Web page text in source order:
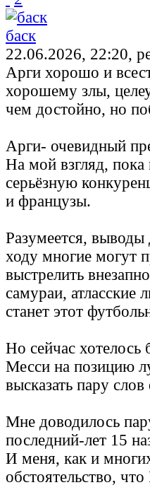
баск
22.06.2026, 22:20,
Арги хорошо и
хорошему злы,
чем достойно, но
Арги- очевидный
На мой взгляд, пока
серьёзную
и французы.
Разумеется, выводы
ходу многие могут
выстрелить
самураи, атласские
станет этот
Но сейчас
Месси на позицию
высказать пару слов
Мне доводилось
последний-лет 15
И меня, как и
обстоятельство,